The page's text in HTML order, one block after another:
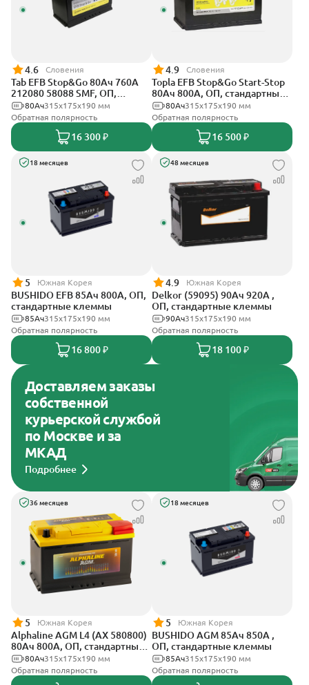
4.6 Словения
Tab EFB Stop&Go 80Ач 760А
212080 58088 SMF, ОП,
стандартные клеммы
315x175x190 мм
80Ач
Обратная полярность
16 300 ₽
4.9 Словения
Topla EFB Stop&Go Start-Stop
80Ач 800А, ОП, стандартные
клеммы315x175x190 мм
80Ач
Обратная полярность
16 500 ₽
18 месяцев
5 Южная Корея
BUSHIDO EFB 85Ач 800А, ОП,
стандартные клеммы
315x175x190 мм
85Ач
Обратная полярность
16 800 ₽
48 месяцев
4.9 Южная Корея
Delkor (59095) 90Ач 920А ,
ОП, стандартные клеммы
315x175x190 мм
90Ач
Обратная полярность
18 100 ₽
Доставляем заказы
собственной
курьерской службой
по Москве и за
МКАД
Подробнее
36 месяцев
5 Южная Корея
Alphaline AGM L4 (AX 580800)
80Ач 800А, ОП, стандартные
клеммы315х175х190 мм
80Ач
Обратная полярность
18 месяцев
5 Южная Корея
BUSHIDO AGM 85Ач 850А ,
ОП, стандартные клеммы
315x175x190 мм
85Ач
Обратная полярность